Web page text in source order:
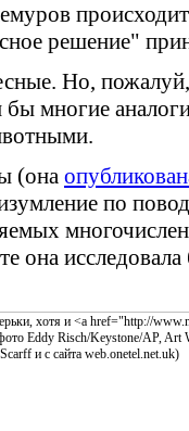
решение"
Но,
многие
(она
по
она